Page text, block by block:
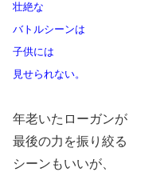
壮絶な
バトルシーンは
子供には
見せられない。
年老いたローガンが
最後の力を振り絞る
シーンもいいが、